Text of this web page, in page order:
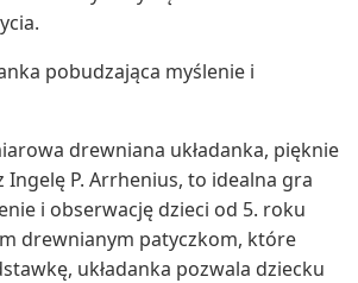
pobudzająca myślenie i
drewniana układanka, pięknie
P. Arrhenius, to idealna gra
i obserwację dzieci od 5. roku
drewnianym patyczkom, które
układanka pozwala dziecku